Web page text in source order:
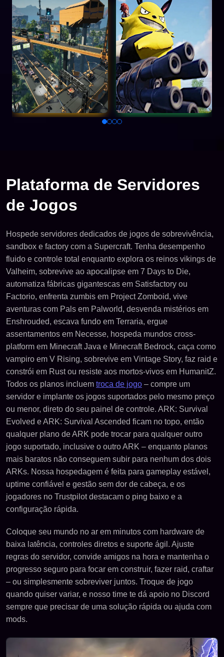
Plataforma de Servidores
de Jogos
Hospede servidores dedicados de jogos de sobrevivência,
sandbox e factory com a Supercraft. Tenha desempenho
fluido e controle total enquanto explora os reinos vikings de
Valheim, sobrevive ao apocalipse em 7 Days to Die,
automatiza fábricas gigantescas em Satisfactory ou
Factorio, enfrenta zumbis em Project Zomboid, vive
aventuras com Pals em Palworld, desvenda mistérios em
Enshrouded, escava fundo em Terraria, ergue
assentamentos em Necesse, hospeda mundos cross-
platform em Minecraft Java e Minecraft Bedrock, caça como
vampiro em V Rising, sobrevive em Vintage Story, faz raid e
constrói em Rust ou resiste aos mortos-vivos em HumanitZ.
Todos os planos incluem troca de jogo – compre um
servidor e implante os jogos suportados pelo mesmo preço
ou menor, direto do seu painel de controle. ARK: Survival
Evolved e ARK: Survival Ascended ficam no topo, então
qualquer plano de ARK pode trocar para qualquer outro
jogo suportado, inclusive o outro ARK – enquanto planos
mais baratos não conseguem subir para nenhum dos dois
ARKs. Nossa hospedagem é feita para gameplay estável,
uptime confiável e gestão sem dor de cabeça, e os
jogadores no Trustpilot destacam o ping baixo e a
configuração rápida.
Coloque seu mundo no ar em minutos com hardware de
baixa latência, controles diretos e suporte ágil. Ajuste
regras do servidor, convide amigos na hora e mantenha o
progresso seguro para focar em construir, fazer raid, craftar
– ou simplesmente sobreviver juntos. Troque de jogo
quando quiser variar, e nosso time te dá apoio no Discord
sempre que precisar de uma solução rápida ou ajuda com
mods.